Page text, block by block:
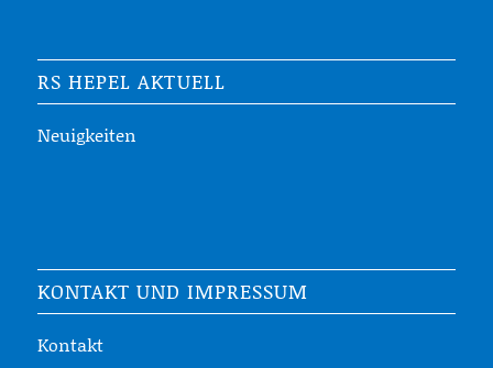
RS HEPEL AKTUELL
Neuigkeiten
KONTAKT UND IMPRESSUM
Kontakt